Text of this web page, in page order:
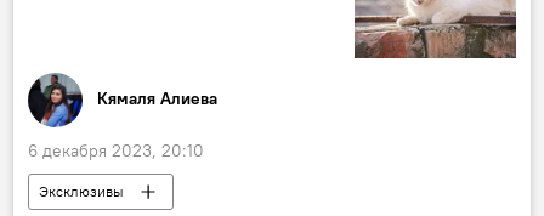
Кямаля Алиева
6 декабря 2023, 20:10
Эксклюзивы